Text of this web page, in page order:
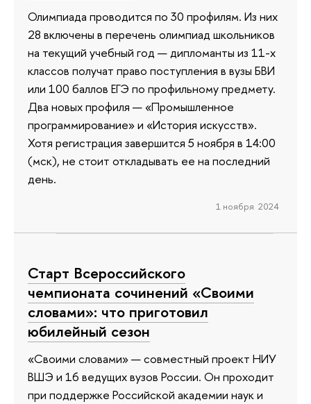
Олимпиада проводится по 30 профилям. Из них
28 включены в перечень олимпиад школьников
на текущий учебный год — дипломанты из 11-х
классов получат право поступления в вузы БВИ
или 100 баллов ЕГЭ по профильному предмету.
Два новых профиля — «Промышленное
программирование» и «История искусств».
Хотя регистрация завершится 5 ноября в 14:00
(мск), не стоит откладывать ее на последний
день.
1 ноября 2024
Старт Всероссийского
чемпионата сочинений «Своими
словами»: что приготовил
юбилейный сезон
«Своими словами» — совместный проект НИУ
ВШЭ и 16 ведущих вузов России. Он проходит
при поддержке Российской академии наук и